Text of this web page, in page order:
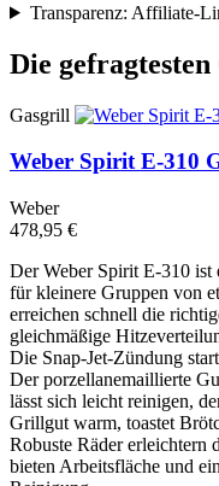
Transparenz: Affiliate-
Die
Gasgrill
Weber Spirit E-310
Weber
478,95 €
Der Weber Spirit E-310 ist
für kleinere Gruppen von
erreichen schnell die
gleichmäßige
Die Snap-Jet-Zündung
Der porzellanemaillierte
lässt sich leicht reinigen,
Grillgut warm, toastet
Robuste Räder erleichtern
bieten Arbeitsfläche und